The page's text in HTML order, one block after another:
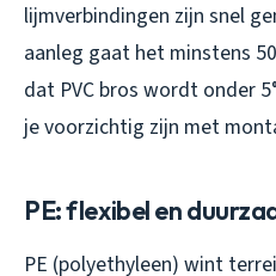
lijmverbindingen zijn snel
aanleg gaat het minstens
dat PVC bros wordt onder
je voorzichtig zijn met
PE: flexibel en
PE (polyethyleen) wint